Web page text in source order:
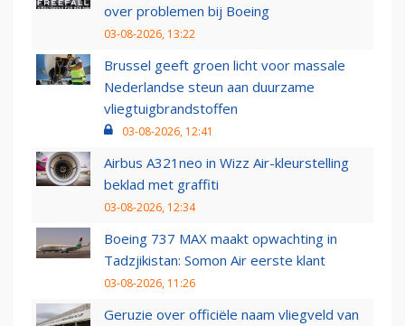
over problemen bij Boeing
03-08-2026, 13:22
Brussel geeft groen licht voor massale
Nederlandse steun aan duurzame
vliegtuigbrandstoffen
03-08-2026, 12:41
Airbus A321neo in Wizz Air-kleurstelling
beklad met graffiti
03-08-2026, 12:34
Boeing 737 MAX maakt opwachting in
Tadzjikistan: Somon Air eerste klant
03-08-2026, 11:26
Geruzie over officiële naam vliegveld van